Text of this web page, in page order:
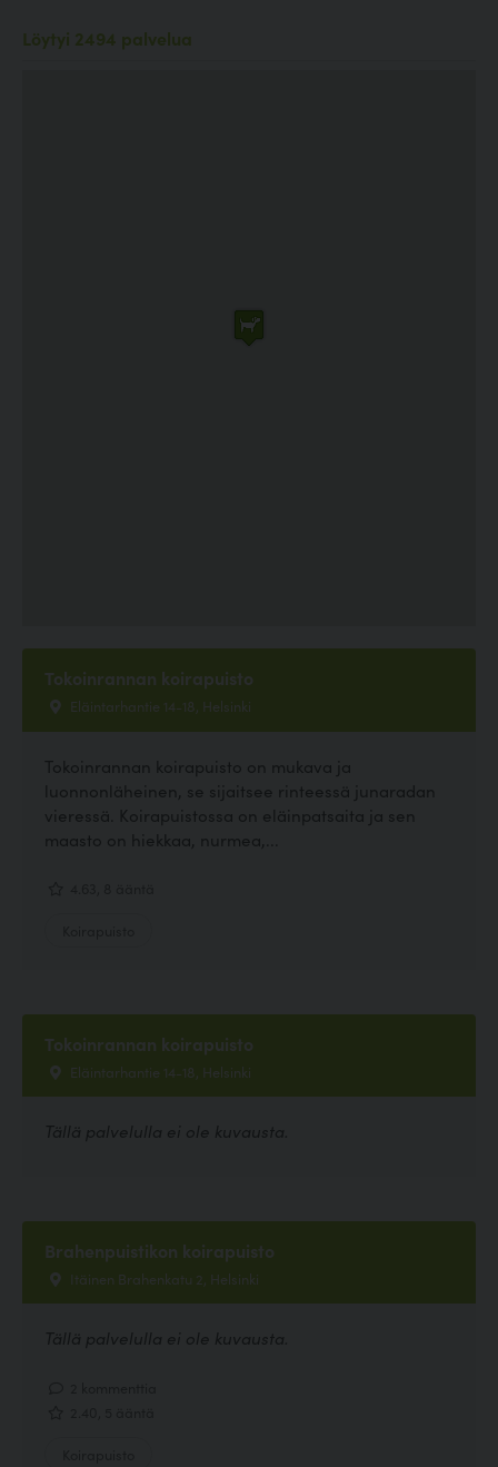
Löytyi 2494 palvelua
Tokoinrannan koirapuisto
Eläintarhantie 14-18, Helsinki
Tokoinrannan koirapuisto on mukava ja
luonnonläheinen, se sijaitsee rinteessä junaradan
vieressä. Koirapuistossa on eläinpatsaita ja sen
maasto on hiekkaa, nurmea,...
Tokoinrannan koirapuisto
Eläintarhantie 14-18, Helsinki
Tällä palvelulla ei ole kuvausta.
Brahenpuistikon koirapuisto
Itäinen Brahenkatu 2, Helsinki
Tällä palvelulla ei ole kuvausta.